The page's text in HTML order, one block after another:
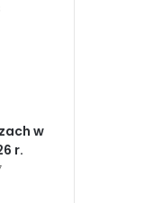
w
r.